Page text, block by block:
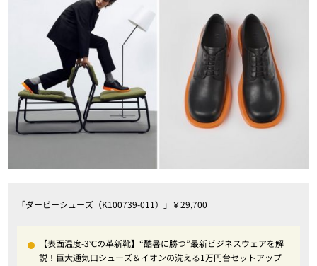
「ダービーシューズ（K100739-011）」￥29,700
【表面温度-3℃の革新靴】“酷暑に勝つ”最新ビジネスウェアを解
説！巨大通気口シューズ＆イオンの洗える1万円台セットアップ